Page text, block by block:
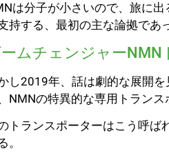
は分子が小さいので、旅に
持する、最初の主な論拠であ
ムチェンジャーNMN
し2019年、話は劇的な展開
NMNの特異的な専用トランス
トランスポーターはこう呼ば
。